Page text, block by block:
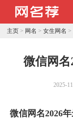
主页> 网名 > 女生网名 >
微信网名
2025-
微信网名2026